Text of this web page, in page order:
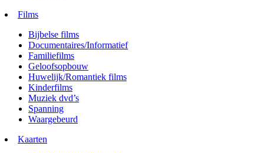
Films
Bijbelse films
Documentaires/Informatief
Familiefilms
Geloofsopbouw
Huwelijk/Romantiek films
Kinderfilms
Muziek dvd’s
Spanning
Waargebeurd
Kaarten